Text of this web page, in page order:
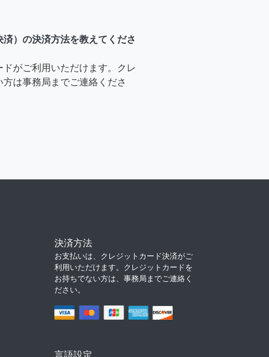
）の決済方法を教えてくださ
がご利用いただけます。クレ
は事務局までご連絡くださ
決済方法
お支払いは、クレジットカード決済がご
利用いただけます。クレジットカードを
お持ちでない方は、事務局までご連絡く
ださい。
言語設定